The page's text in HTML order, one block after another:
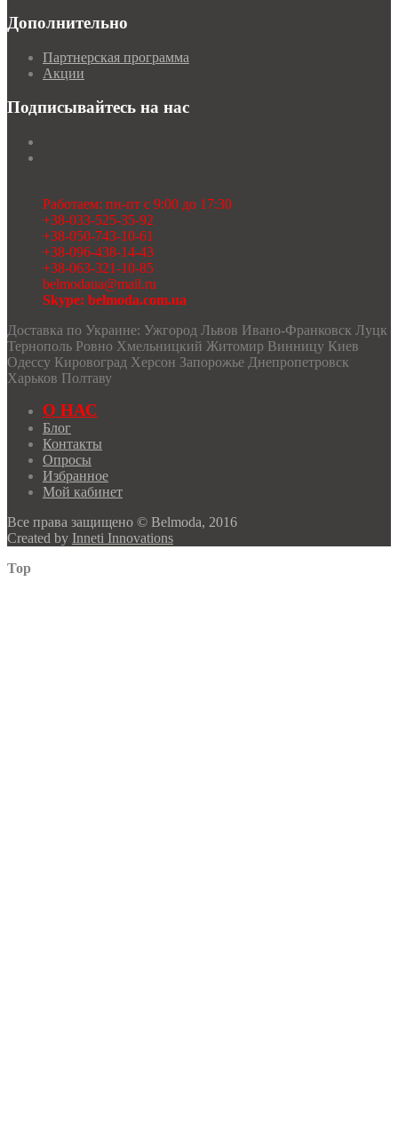
Дополнительно
Партнерская программа
Акции
Подписывайтесь на нас
Работаем: пн-пт с 9:00 до 17:30
+38-033-525-35-92
+38-050-743-10-61
+38-096-438-14-43
+38-063-321-10-85
belmodaua@mail.ru
Skype: belmoda.com.ua
Доставка по Украине: Ужгород Львов Ивано-Франковск Луцк
Тернополь Ровно Хмельницкий Житомир Винницу Киев
Одессу Кировоград Херсон Запорожье Днепропетровск
Харьков Полтаву
О НАС
Блог
Контакты
Опросы
Избранное
Мой кабинет
Все права защищено © Belmoda, 2016
Created by Inneti Innovations
Top